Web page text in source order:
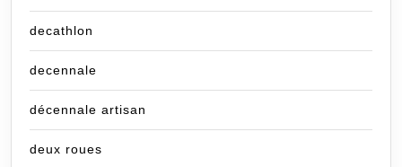
decathlon
decennale
décennale artisan
deux roues